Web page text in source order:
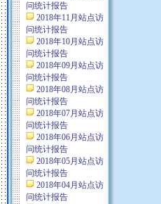
问统计报告
2018年11月站点访
问统计报告
2018年10月站点访
问统计报告
2018年09月站点访
问统计报告
2018年08月站点访
问统计报告
2018年07月站点访
问统计报告
2018年06月站点访
问统计报告
2018年05月站点访
问统计报告
2018年04月站点访
问统计报告